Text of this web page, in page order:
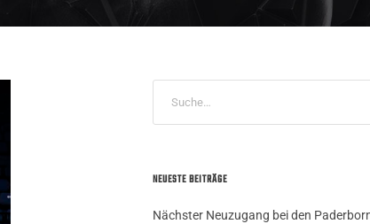
NEUESTE BEITRÄGE
Nächster Neuzugang bei den